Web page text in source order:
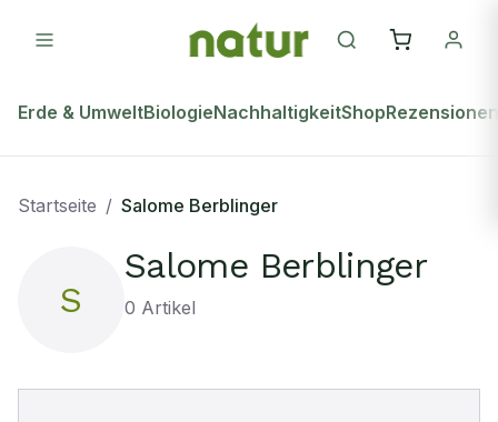
Erde & UmweltBiologieNachhaltigkeitShopRezensionen
Startseite / Salome Berblinger
S
Salome Berblinger
0 Artikel